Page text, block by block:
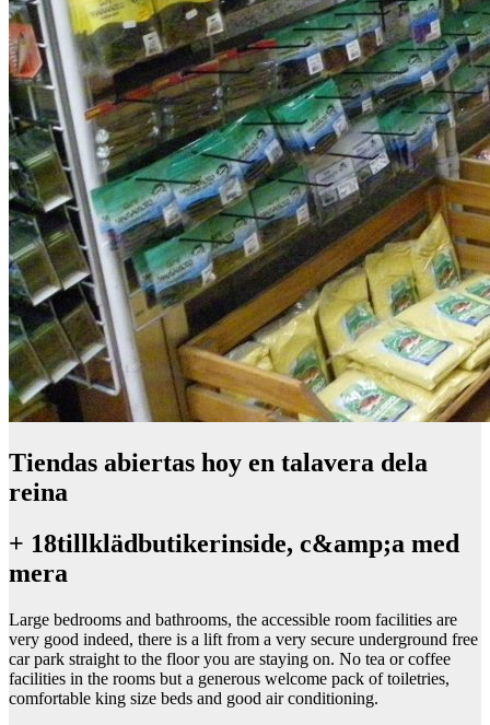
Tiendas abiertas hoy en talavera dela
reina
+ 18tillklädbutikerinside, c&amp;a med
mera
Large bedrooms and bathrooms, the accessible room facilities are
very good indeed, there is a lift from a very secure underground free
car park straight to the floor you are staying on. No tea or coffee
facilities in the rooms but a generous welcome pack of toiletries,
comfortable king size beds and good air conditioning.